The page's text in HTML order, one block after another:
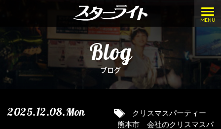
MENU
Blog
ブログ
2025.12.08.Mon
クリスマスパーティー
熊本市 会社のクリスマスパ